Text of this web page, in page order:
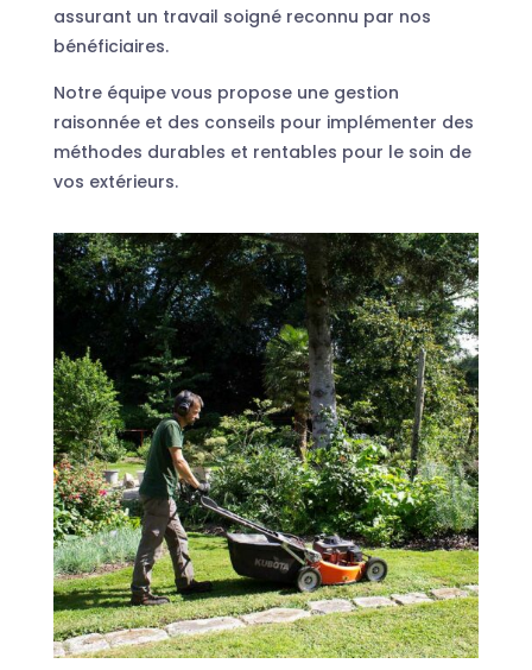
assurant un travail soigné reconnu par nos
bénéficiaires.
Notre équipe vous propose une gestion
raisonnée et des conseils pour implémenter des
méthodes durables et rentables pour le soin de
vos extérieurs.